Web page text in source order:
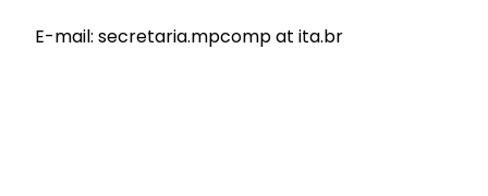
E-mail: secretaria.mpcomp at ita.br